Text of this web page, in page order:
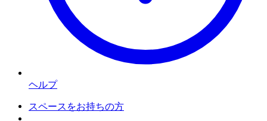
ヘルプ
スペースをお持ちの方